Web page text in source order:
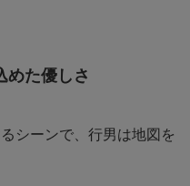
めた優しさ
シーンで、行男は地図を